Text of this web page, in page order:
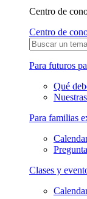
Centro de
Centro de
Para futuros
Qué
Para familias
Clases y